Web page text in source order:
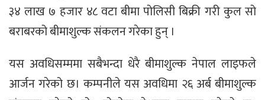
३४ लाख ७ हजार ४८ वटा बीमा पोलिसी बिक्री गरी कुल सो
बराबरको बीमाशुल्क संकलन गरेका हुन् ।
यस अवधिसम्ममा सबैभन्दा धेरै बीमाशुल्क नेपाल लाइफले
आर्जन गरेको छ। कम्पनीले यस अवधिमा २६ अर्ब बीमाशुल्क